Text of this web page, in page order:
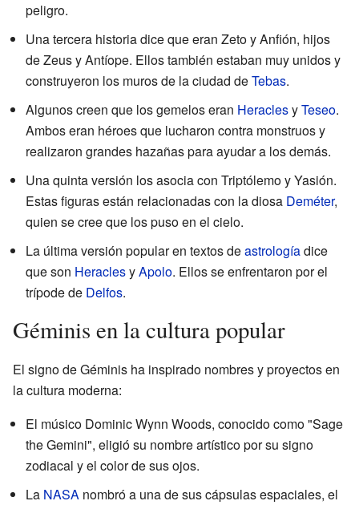
peligro.
Una tercera historia dice que eran Zeto y Anfión, hijos
de Zeus y Antíope. Ellos también estaban muy unidos y
construyeron los muros de la ciudad deTebas.
Algunos creen que los gemelos eran HeraclesyTeseo.
Ambos eran héroes que lucharon contra monstruos y
realizaron grandes hazañas para ayudar a los demás.
Una quinta versión los asocia con Triptólemo y Yasión.
Estas figuras están relacionadas con la diosa Deméter,
quien se cree que los puso en el cielo.
La última versión popular en textos deastrologíadice
que son HeraclesyApolo. Ellos se enfrentaron por el
trípode de Delfos.
Géminis en la cultura popular
El signo de Géminis ha inspirado nombres y proyectos en
la cultura moderna:
El músico Dominic Wynn Woods, conocido como "Sage
the Gemini", eligió su nombre artístico por su signo
zodiacal y el color de sus ojos.
La NASA nombró a una de sus cápsulas espaciales, el